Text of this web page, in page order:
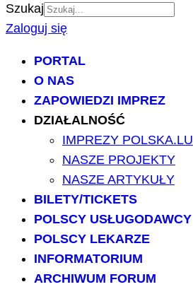
Szukaj
Zaloguj się
PORTAL
O NAS
ZAPOWIEDZI IMPREZ
DZIAŁALNOŚĆ
IMPREZY POLSKA.LU
NASZE PROJEKTY
NASZE ARTYKUŁY
BILETY/TICKETS
POLSCY USŁUGODAWCY
POLSCY LEKARZE
INFORMATORIUM
ARCHIWUM FORUM